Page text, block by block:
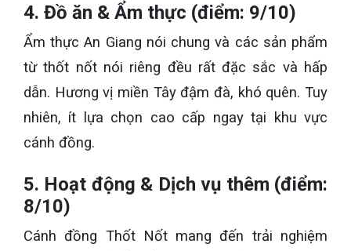
4. Đồ ăn & Ẩm thực (điểm: 9/10)
Ẩm thực An Giang nói chung và các sản phẩm
từ thốt nốt nói riêng đều rất đặc sắc và hấp
dẫn. Hương vị miền Tây đậm đà, khó quên. Tuy
nhiên, ít lựa chọn cao cấp ngay tại khu vực
cánh đồng.
5. Hoạt động & Dịch vụ thêm (điểm:
8/10)
Cánh đồng Thốt Nốt mang đến trải nghiệm